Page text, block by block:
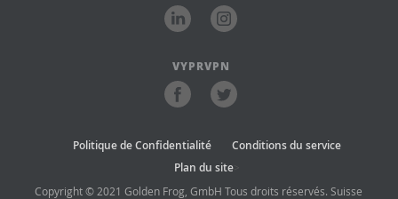
VYPRVPN
Politique de Confidentialité
Conditions du service
Plan du site
Copyright © 2021 Golden Frog, GmbH Tous droits réservés. Suisse